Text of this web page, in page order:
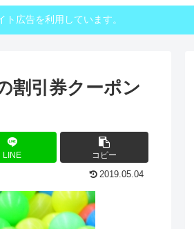
広告を利用しています。
割引券クーポン
LINE コピー
2019.05.04